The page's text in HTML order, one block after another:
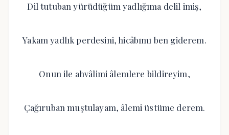
Dil tutuban yürüdüğüm yadlığıma delil imiş,
Yakam yadlık perdesini, hicâbımı ben giderem.
Onun ile ahvâlimi âlemlere bildireyim,
Çağıruban muştulayam, âlemi üstüme derem.